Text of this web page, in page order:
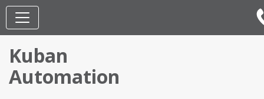
Kuban
Automation